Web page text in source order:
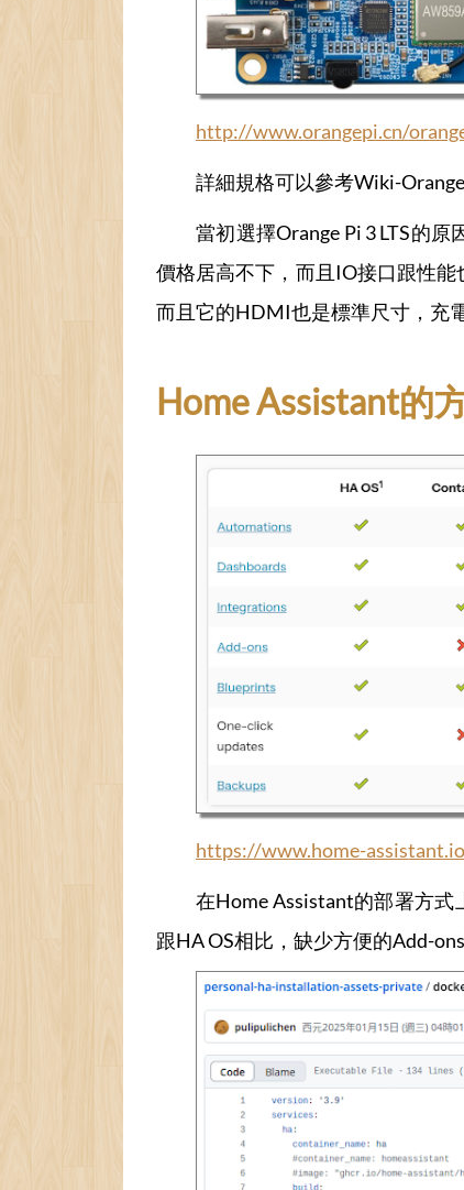
http://www.orangepi.cn/
詳細規格可以參考Wiki-Orange
當初選擇Orange Pi 3 LTS的
價格居高不下，而且IO接口跟性能
而且它的HDMI也是標準尺寸，充
Home Assistant的
https://www.home-
在Home Assistant的部署方式
跟HA OS相比，缺少方便的Add-